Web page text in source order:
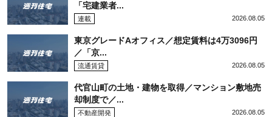
「宅建業者...
連載 2026.08.05
東京グレードAオフィス／想定賃料は4万3096円
／「京...
流通賃貸 2026.08.05
代官山町の土地・建物を取得／マンション敷地売
却制度で／...
不動産開発 2026.08.05